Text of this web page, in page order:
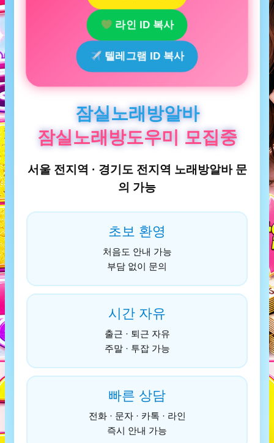
라인 ID 복사
텔레그램 ID 복사
잠실노래방알바
잠실노래방도우미 모집중
서울 전지역 · 경기도 전지역 노래방알바 문
의 가능
초보 환영
처음도 안내 가능
부담 없이 문의
시간 자유
출근 · 퇴근 자유
주말 · 투잡 가능
빠른 상담
전화 · 문자 · 카톡 · 라인
즉시 안내 가능